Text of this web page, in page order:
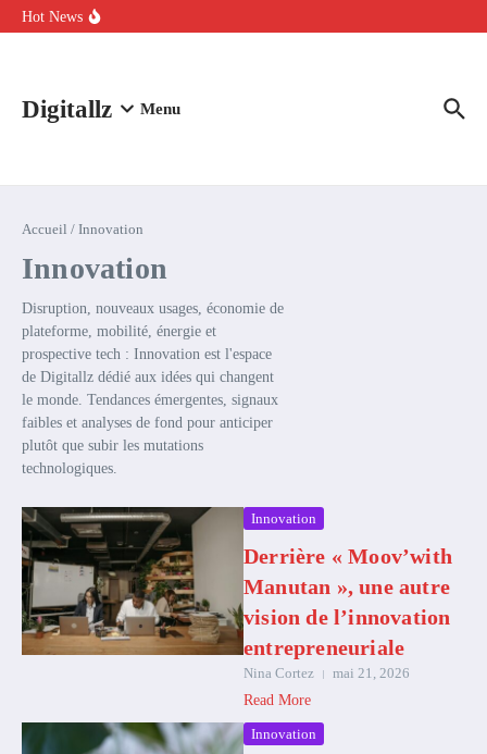
Aller au contenu
Hot News
Comment l’IA simplifie la data de caisse pour la transformer en
Digitallz Menu
Accueil / Innovation
Innovation
Disruption, nouveaux usages, économie de
plateforme, mobilité, énergie et
prospective tech : Innovation est l'espace
de Digitallz dédié aux idées qui changent
le monde. Tendances émergentes, signaux
faibles et analyses de fond pour anticiper
plutôt que subir les mutations
technologiques.
Innovation
Derrière « Moov’with
Manutan », une autre
vision de l’innovation
entrepreneuriale
Nina Cortez
mai 21, 2026
Read More
Innovation